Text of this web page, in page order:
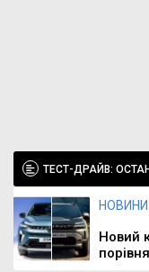
ТЕСТ-ДРАЙВ:
НОВИНИ
Новий